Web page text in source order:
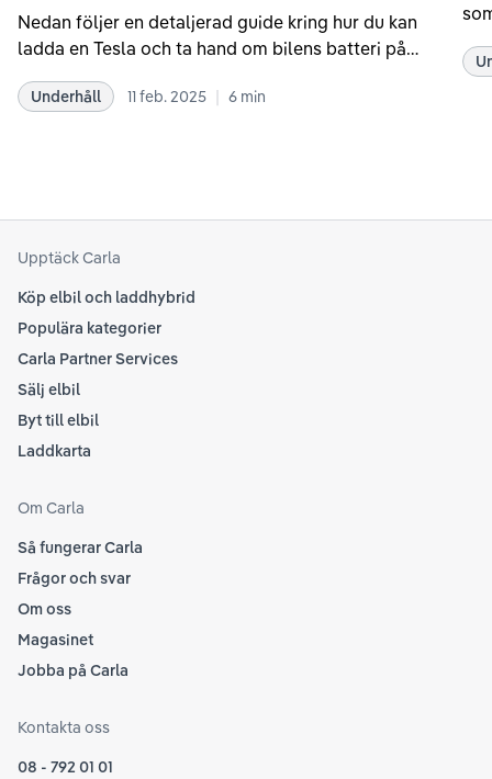
Nedan följer en detaljerad guide kring hur du kan
ladda en Tesla och ta hand om bilens batteri på
rekommendationer samt våra egna erfarenheter
Underhåll 11 feb. 2025 | 6 min
att
Upptäck Carla
Köp elbil och laddhybrid
Populära kategorier
Carla Partner Services
Sälj elbil
Byt till elbil
Laddkarta
Om Carla
Så fungerar Carla
Frågor och svar
Om oss
Magasinet
Jobba på Carla
Kontakta oss
08 - 792 01 01